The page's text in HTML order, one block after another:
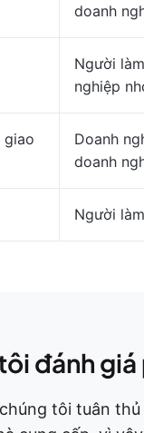
doanh
Người
nghiệp
giao
Doanh
doanh
Người
đánh
tôi tuân